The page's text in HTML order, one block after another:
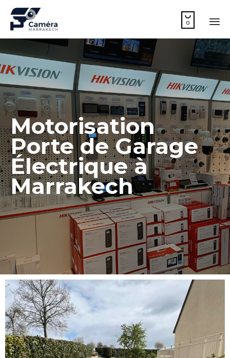

0
to
Motorisation
Porte de Garage
Électrique à
Marrakech